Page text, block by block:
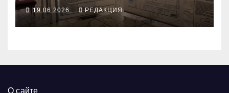
19.06.2026 РЕДАКЦИЯ
О сайте